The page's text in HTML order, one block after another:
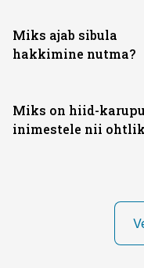
Miks ajab sibula
hakkimine nutma?
Miks on hiid-
inimestele nii